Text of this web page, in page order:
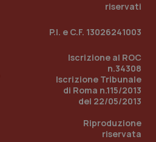
riservati
P.I. e C.F. 13026241003
Iscrizione al ROC
n.34308
Iscrizione Tribunale
di Roma n.115/2013
del 22/05/2013
Riproduzione
riservata
Cloudflare Inc.
.hs-banner.com
29 minuti
59
secondi